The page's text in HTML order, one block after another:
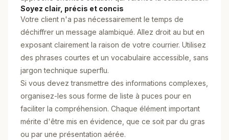
Soyez clair, précis et concis
Votre client n'a pas nécessairement le temps de
déchiffrer un message alambiqué. Allez droit au but en
exposant clairement la raison de votre courrier. Utilisez
des phrases courtes et un vocabulaire accessible, sans
jargon technique superflu.
Si vous devez transmettre des informations complexes,
organisez-les sous forme de liste à puces pour en
faciliter la compréhension. Chaque élément important
mérite d'être mis en évidence, que ce soit par du gras
ou par une présentation aérée.